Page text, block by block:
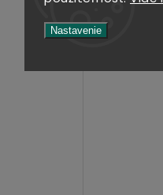
Nastavenie